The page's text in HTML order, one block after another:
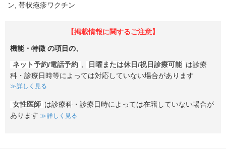
ン 帯状疱疹ワクチン
【掲載情報に関するご注意】
機能・特徴 の項目の、
ネット予約/電話予約 , 日曜または休日/祝日診療可能 は診療
科・診療日時等によっては対応していない場合があります
詳しく見る
女性医師 は診療科・診療日時によっては在籍していない場合が
あります
詳しく見る